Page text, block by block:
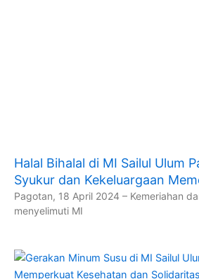
Halal Bihalal di MI Sailul Ulum
Syukur dan Kekeluargaan
Pagotan, 18 April 2024 – Kemeriahan
menyelimuti MI